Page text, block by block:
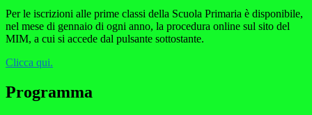
Per le iscrizioni alle prime classi della Scuola Primaria è disponibile,
nel mese di gennaio di ogni anno, la procedura online sul sito del
MIM, a cui si accede dal pulsante sottostante.
Clicca qui.
Programma